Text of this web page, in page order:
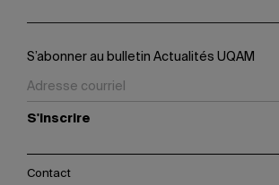
S’abonner au bulletin Actualités UQAM
S'inscrire
Contact